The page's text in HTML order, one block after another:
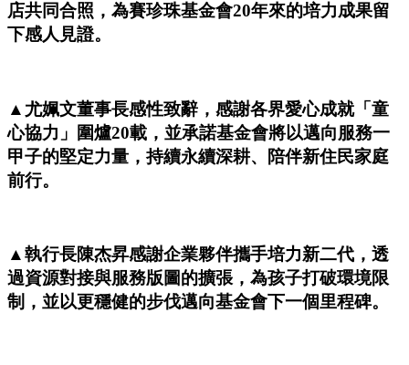
店共同合照，為賽珍珠基金會20年來的培力成果留
下感人見證。
▲尤姵文董事長感性致辭，感謝各界愛心成就「童
心協力」圍爐20載，並承諾基金會將以邁向服務一
甲子的堅定力量，持續永續深耕、陪伴新住民家庭
前行。
▲執行長陳杰昇感謝企業夥伴攜手培力新二代，透
過資源對接與服務版圖的擴張，為孩子打破環境限
制，並以更穩健的步伐邁向基金會下一個里程碑。